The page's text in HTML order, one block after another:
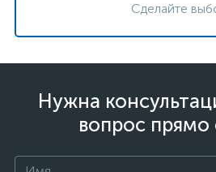
Сделайте
Нужна
вопрос прямо